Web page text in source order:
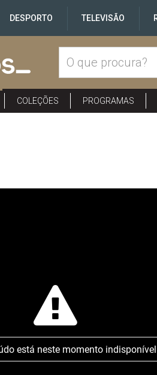
DESPORTO TELEVISÃO
COLEÇÕES PROGRAMAS
está neste momento indisponível